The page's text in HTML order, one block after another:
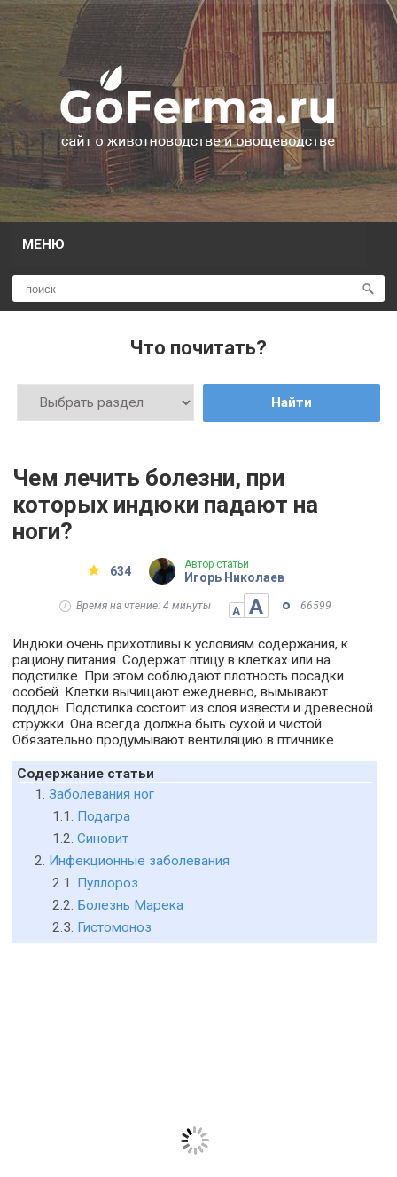
МЕНЮ
Что почитать?
Найти
Чем лечить болезни, при
которых индюки падают на
ноги?
634 Автор статьи
Игорь Николаев
Время на чтение: 4 минуты А А 66599
Индюки очень прихотливы к условиям содержания, к
рациону питания. Содержат птицу в клетках или на
подстилке. При этом соблюдают плотность посадки
особей. Клетки вычищают ежедневно, вымывают
поддон. Подстилка состоит из слоя извести и древесной
стружки. Она всегда должна быть сухой и чистой.
Обязательно продумывают вентиляцию в птичнике.
Содержание статьи
Заболевания ног
Подагра
Синовит
Инфекционные заболевания
Пуллороз
Болезнь Марека
Гистомоноз